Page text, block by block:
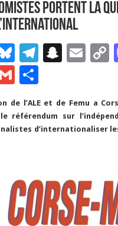
portent la
Bl
u
es
ky
T
gr
a
S
p
c
E
l
y
G
m
ai
l
ta
g
de l’ALE et de Femu a
référendum sur
d’internationaliser